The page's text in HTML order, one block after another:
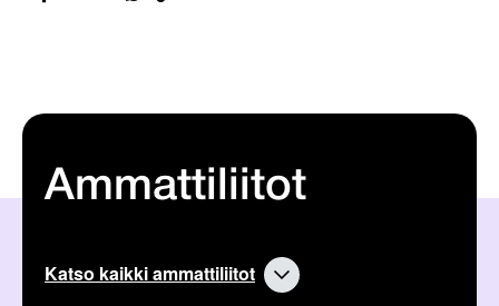
Ammattiliitot
Katso kaikki ammattiliitot